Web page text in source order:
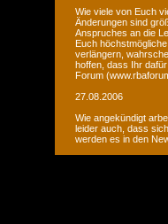
Wie viele von Euch
Änderungen sind
Anspruches an die
Euch
verlängern,
hoffen, dass Ihr
Forum
27.08.2006
Wie angekündigt
leider auch, dass
werden es in den